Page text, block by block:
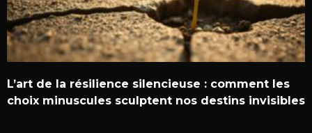
L’art de la résilience silencieuse : comment les
choix minuscules sculptent nos destins invisibles